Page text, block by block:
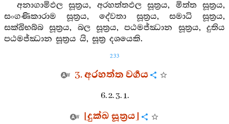
අනාගාමිඵල සූත්‍රය, අරහත්තඵල සූත්‍රය, මිත්ත සූත්‍රය,
සංගණිකාරාම සූත්‍රය, දේවතා සූත්‍රය, සමාධි සූත්‍රය,
සක්ඛිභබ්බ සූත්‍රය, බල සූත්‍රය, පඨමජ්ඣාන සූත්‍රය, දුතිය
පඨමජ්ඣාන සූත්‍රය යි, සූත්‍ර දශයෙකි.
233
3. අරහත්ත වර්‍ගය
6. 2. 3. 1.
[දුක්ඛ සූත්‍රය]